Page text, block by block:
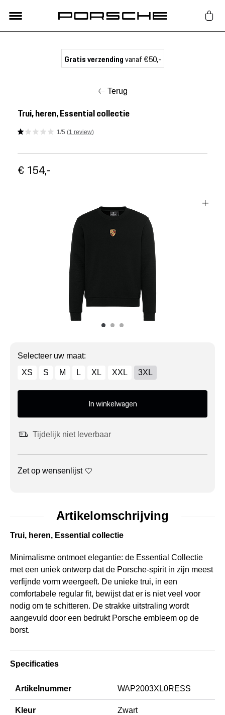
Nieuw
Acties
Klantenservice
Porsche informatie
Gratis verzendingvanaf €50,-
Terug
Trui, heren, Essential collectie
1/5 (1 review)
€ 154,-
Selecteer uw maat:
XS
S M L XL XXL 3XL
In winkelwagen
Tijdelijk niet leverbaar
Zet op wensenlijst
Artikelomschrijving
Trui, heren, Essential collectie
Minimalisme ontmoet elegantie: de Essential Collectie
met een uniek ontwerp dat de Porsche-spirit in zijn meest
verfijnde vorm weergeeft. De unieke trui, in een
comfortabele regular fit, bewijst dat er is niet veel voor
nodig om te schitteren. De strakke uitstraling wordt
aangevuld door een bedrukt Porsche embleem op de
borst.
Specificaties
Artikelnummer WAP2003XL0RESS
Kleur Zwart